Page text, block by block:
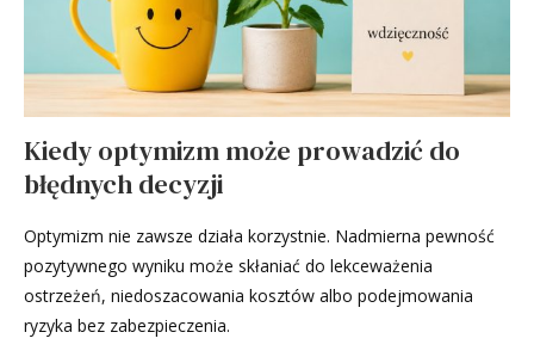
Kiedy optymizm może prowadzić do
błędnych decyzji
Optymizm nie zawsze działa korzystnie. Nadmierna pewność
pozytywnego wyniku może skłaniać do lekceważenia
ostrzeżeń, niedoszacowania kosztów albo podejmowania
ryzyka bez zabezpieczenia.